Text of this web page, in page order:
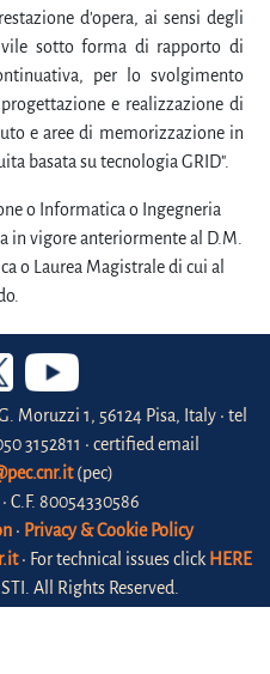
d'opera, ai sensi degli
sotto forma di rapporto di
per lo svolgimento
e realizzazione di
e aree di memorizzazione in
basata su tecnologia GRID".
o Informatica o Ingegneria
in vigore anteriormente al D.M.
o Laurea Magistrale di cui al
Moruzzi 1, 56124 Pisa, Italy • tel
3152811 • certified email
(pec)
C.F. 80054330586
• Privacy & Cookie Policy
• For technical issues click HERE
All Rights Reserved.